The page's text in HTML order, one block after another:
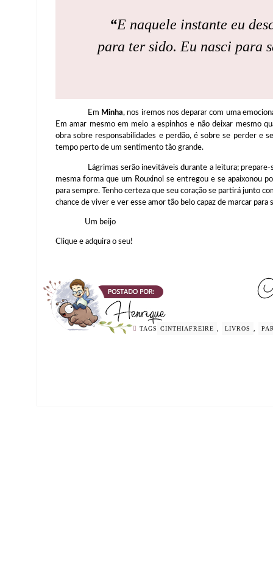
“E naquele instante eu
para ter sido. Eu nasci para
Em Minha, nos iremos nos deparar com uma
Em amar mesmo em meio a espinhos e não deixar mesmo
obra sobre responsabilidades e perdão, é sobre se perder e
tempo perto de um sentimento tão grande.
Lágrimas serão inevitáveis durante a leitura; prepare-se
mesma forma que um Rouxinol se entregou e se apaixonou
para sempre. Tenho certeza que seu coração se partirá junto
chance de viver e ver esse amor tão belo capaz de marcar para
Um beijo
Clique e adquira o seu!
TAGS CINTHIAFREIRE LIVROS